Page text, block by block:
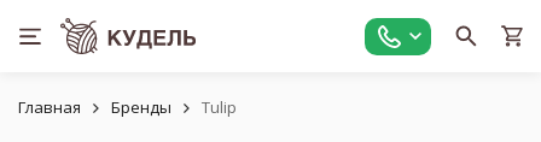
Главная Бренды Tulip